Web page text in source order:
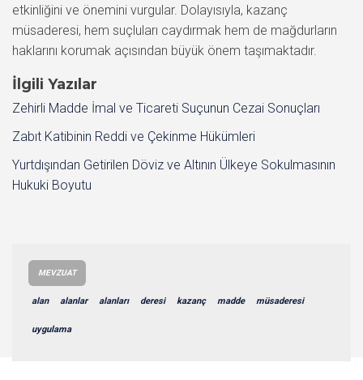
etkinliğini ve önemini vurgular. Dolayısıyla, kazanç
müsaderesi, hem suçluları caydırmak hem de mağdurların
haklarını korumak açısından büyük önem taşımaktadır.
İlgili Yazılar
Zehirli Madde İmal ve Ticareti Suçunun Cezai Sonuçları
Zabıt Katibinin Reddi ve Çekinme Hükümleri
Yurtdışından Getirilen Döviz ve Altının Ülkeye Sokulmasının
Hukuki Boyutu
MEVZUAT
alan alanlar alanları deresi kazanç madde müsaderesi
uygulama